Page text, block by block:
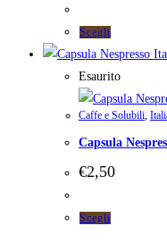
Scegli
prodotto
ha
più
varianti.
Le
opzioni
Esaurito
Caffe e Solubili,
Capsula
€2,50
Scegli